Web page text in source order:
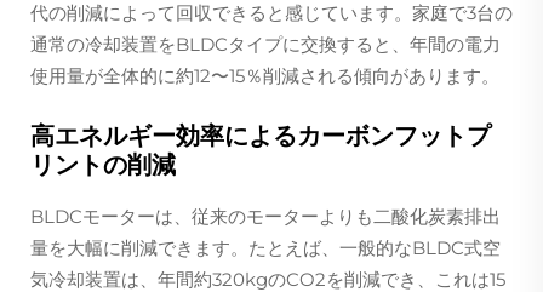
代の削減によって回収できると感じています。家庭で3台の
通常の冷却装置をBLDCタイプに交換すると、年間の電力
使用量が全体的に約12〜15％削減される傾向があります。
高エネルギー効率によるカーボンフットプ
リントの削減
BLDCモーターは、従来のモーターよりも二酸化炭素排出
量を大幅に削減できます。たとえば、一般的なBLDC式空
気冷却装置は、年間約320kgのCO2を削減でき、これは15